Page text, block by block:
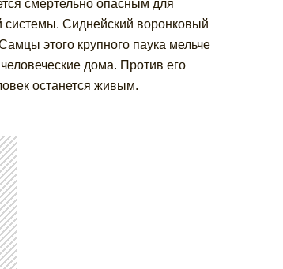
смертельно опасным для
Сиднейский воронковый
этого крупного паука мельче
дома. Против его
останется живым.